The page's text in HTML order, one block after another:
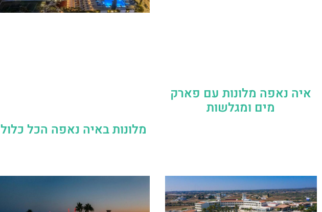
איה נאפה מלונות עם פארק
מים ומגלשות
מלונות באיה נאפה הכל כלול